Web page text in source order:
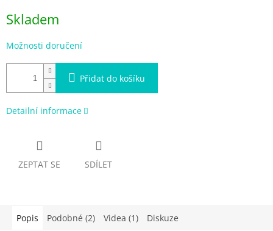
cena:
Skladem
Možnosti doručení
Přidat do košíku
Detailní informace
ZEPTAT SE SDÍLET
Popis Podobné (2) Videa (1) Diskuze